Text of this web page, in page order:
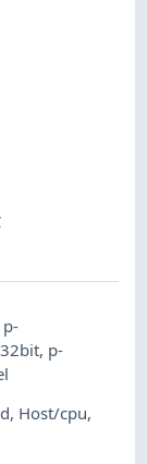
p-
, p-
, Host/cpu,